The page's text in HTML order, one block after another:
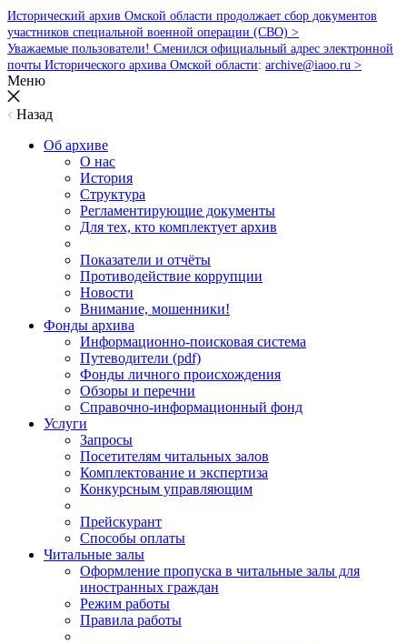
Исторический архив Омской области продолжает сбор документов
участников специальной военной операции (СВО) >
Уважаемые пользователи! Сменился официальный адрес электронной
почты Исторического архива Омской области: archive@iaoo.ru >
Меню
Назад
Об архиве
О нас
История
Структура
Регламентирующие документы
Для тех, кто комплектует архив
Показатели и отчёты
Противодействие коррупции
Новости
Внимание, мошенники!
Фонды архива
Информационно-поисковая система
Путеводители (pdf)
Фонды личного происхождения
Обзоры и перечни
Справочно-информационный фонд
Услуги
Запросы
Посетителям читальных залов
Комплектование и экспертиза
Конкурсным управляющим
Прейскурант
Способы оплаты
Читальные залы
Оформление пропуска в читальные залы для
иностранных граждан
Режим работы
Правила работы